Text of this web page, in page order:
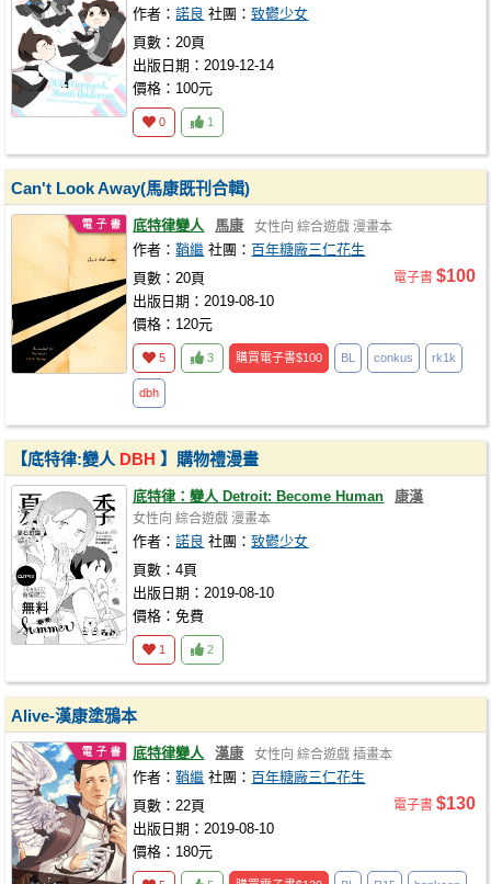
作者：諾良 社團：致鬱少女
頁數：20頁
出版日期：2019-12-14
價格：100元
0 1
Can't Look Away(馬康既刊合輯)
底特律變人 馬康 女性向 綜合遊戲 漫畫本
作者：鞘繼 社團：百年糖廠三仁花生
頁數：20頁
出版日期：2019-08-10
價格：120元
電子書 $100
5 3 購買電子書$100 BL conkus rk1k
dbh
【底特律:變人 DBH 】購物禮漫畫
底特律：變人 Detroit: Become Human 康漢
女性向 綜合遊戲 漫畫本
作者：諾良 社團：致鬱少女
頁數：4頁
出版日期：2019-08-10
價格：免費
1 2
Alive-漢康塗鴉本
底特律變人 漢康 女性向 綜合遊戲 插畫本
作者：鞘繼 社團：百年糖廠三仁花生
頁數：22頁
出版日期：2019-08-10
價格：180元
電子書 $130